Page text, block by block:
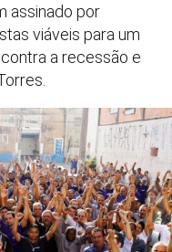
assinado por
viáveis para um
a recessão e